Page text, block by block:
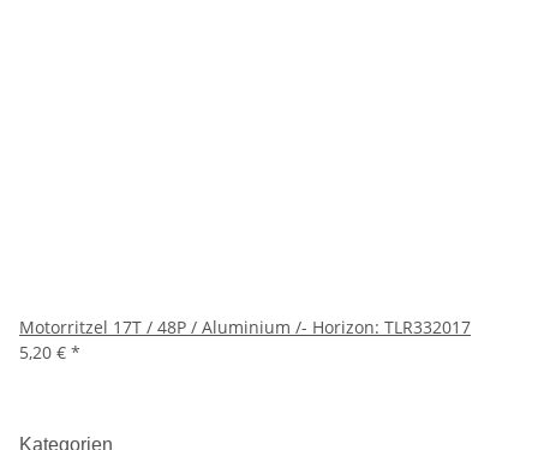
Motorritzel 17T / 48P / Aluminium /- Horizon: TLR332017
5,20 € *
Kategorien